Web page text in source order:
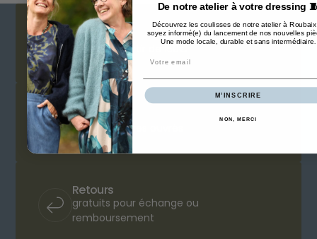
Livraison
offerte à partir de 150€
Expedition
sous 24 heures ouvrés
Retours
gratuits pour échange ou
remboursement
De notre atelier à votre dressing
Découvrez les coulisses de notre atelier à
soyez informé(e) du lancement de nos nouvelles
Une mode locale, durable et sans intermédiaire.
M’INSCRIRE
NON, MERCI